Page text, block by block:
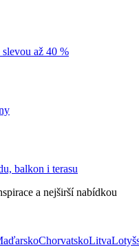
až 40 %
balkon i terasu
a nejširší nabídkou
ChorvatskoLitva